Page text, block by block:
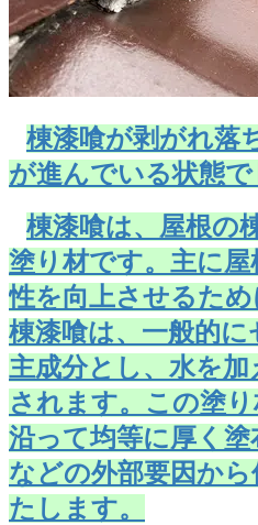
棟漆喰が剥がれ落
が進んでいる状態で
棟漆喰は、屋根の
塗り材です。主に屋
性を向上させるため
棟漆喰は、一般的
主成分とし、水を
されます。この塗
沿って均等に厚く
などの外部要因か
たします。